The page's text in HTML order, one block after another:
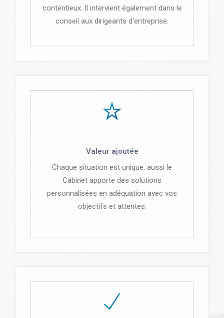
contentieux. Il intervient également dans le
conseil aux dirigeants d'entreprise.
Valeur ajoutée
Chaque situation est unique, aussi le
Cabinet apporte des solutions
personnalisées en adéquation avec vos
objectifs et attentes.